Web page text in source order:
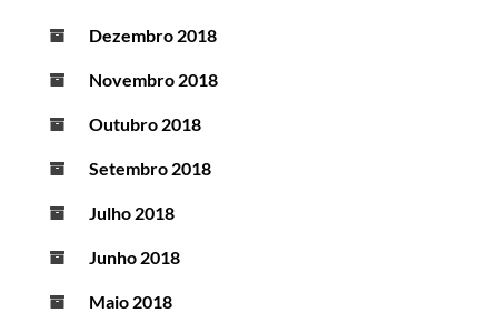
Dezembro 2018
Novembro 2018
Outubro 2018
Setembro 2018
Julho 2018
Junho 2018
Maio 2018